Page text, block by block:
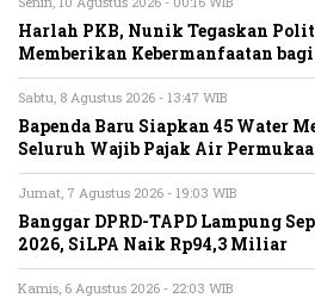
Harlah PKB, Nunik Tegaskan
Memberikan Kebermanfaatan
Sabtu, 8 Agustus 2026 - 13:47 WIB
Bapenda Baru Siapkan 45 Water
Seluruh Wajib Pajak Air
Jumat, 7 Agustus 2026 - 19:03 WIB
Banggar DPRD-TAPD Lampung
2026, SiLPA Naik Rp94,3 Miliar
Kamis, 6 Agustus 2026 - 22:03 WIB